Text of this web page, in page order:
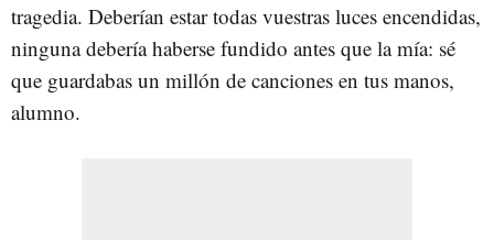
tragedia. Deberían estar todas vuestras luces encendidas,
ninguna debería haberse fundido antes que la mía: sé
que guardabas un millón de canciones en tus manos,
alumno.